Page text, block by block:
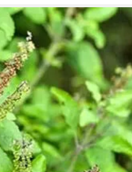
Share this link
Copy Link